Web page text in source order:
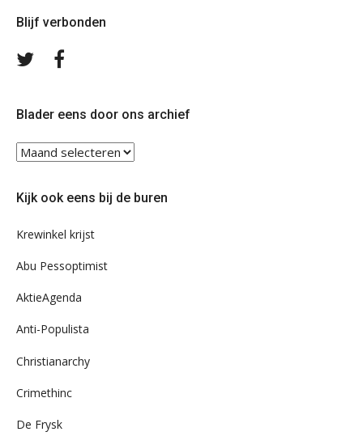
Blijf verbonden
Volg
Blader eens door ons archief
Blader
eens
ons
Kijk ook eens bij de buren
Krewinkel krijst
Abu Pessoptimist
AktieAgenda
Anti-Populista
Christianarchy
Crimethinc
De Frysk